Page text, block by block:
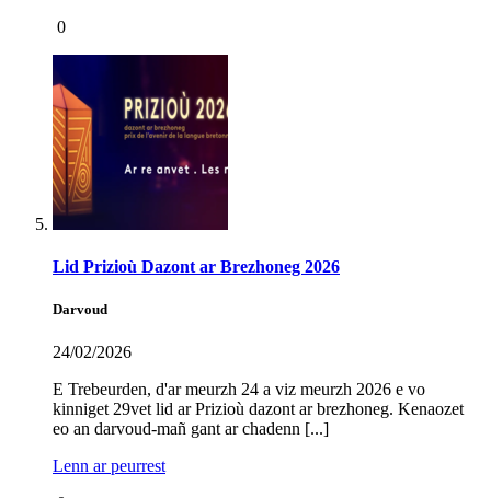
0
Lid Prizioù Dazont ar Brezhoneg 2026
Darvoud
24/02/2026
E Trebeurden, d'ar meurzh 24 a viz meurzh 2026 e vo
kinniget 29vet lid ar Prizioù dazont ar brezhoneg. Kenaozet
eo an darvoud-mañ gant ar chadenn [...]
Lenn ar peurrest